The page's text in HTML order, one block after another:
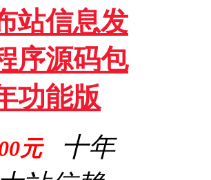
站信息发
序源码包
功能版
元
十年